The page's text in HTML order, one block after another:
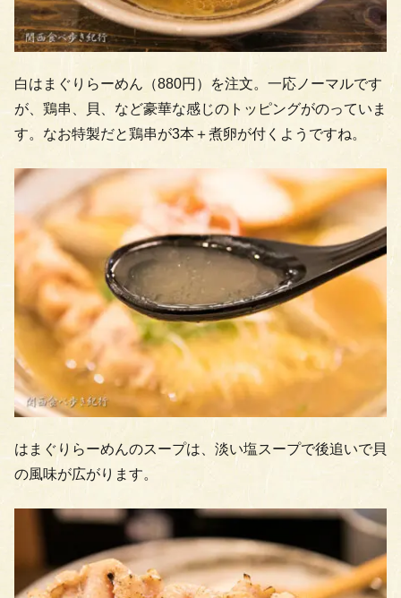
白はまぐりらーめん（880円）を注文。一応ノーマルです
が、鶏串、貝、など豪華な感じのトッピングがのっていま
す。なお特製だと鶏串が3本＋煮卵が付くようですね。
はまぐりらーめんのスープは、淡い塩スープで後追いで貝
の風味が広がります。